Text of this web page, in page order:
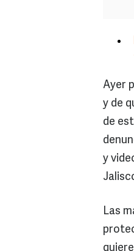
Ayer
y de
de
y
Las